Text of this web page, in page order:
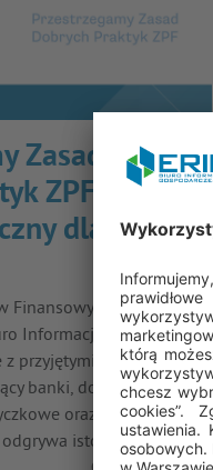
Zasad
ZPF –
dla ERIF na
Finansowych w Polsce
Informacji Gospodarczej
z przyjętymi standardami
banki, doradców
oraz inne instytucje
istotną…